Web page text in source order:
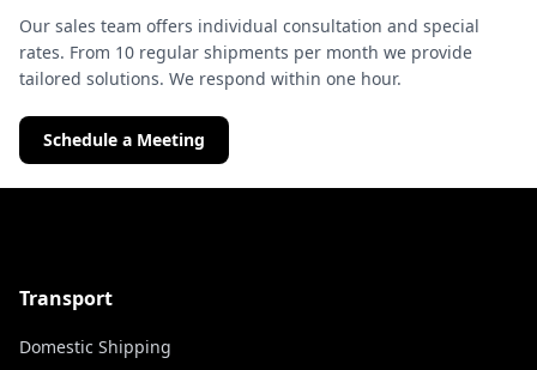
Our sales team offers individual consultation and special
rates. From 10 regular shipments per month we provide
tailored solutions. We respond within one hour.
Schedule a Meeting
Transport
Domestic Shipping